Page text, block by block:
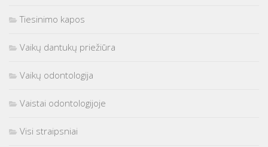
Tiesinimo kapos
Vaikų dantukų priežiūra
Vaikų odontologija
Vaistai odontologijoje
Visi straipsniai